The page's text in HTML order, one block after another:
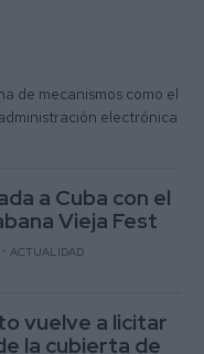
de mecanismos como el
electrónica
a Cuba con el
Vieja Fest
ACTUALIDAD
vuelve a licitar
la cubierta de